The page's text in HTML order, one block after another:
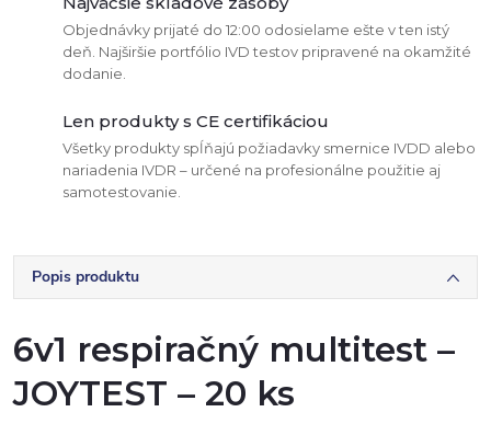
Objednávky prijaté do 12:00 odosielame ešte v ten istý
deň. Najširšie portfólio IVD testov pripravené na okamžité
dodanie.
Len produkty s CE certifikáciou
Všetky produkty spĺňajú požiadavky smernice IVDD alebo
nariadenia IVDR – určené na profesionálne použitie aj
samotestovanie.
Popis produktu
6v1 respiračný multitest –
JOYTEST – 20 ks